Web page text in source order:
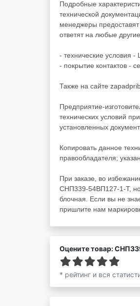
Подробные
технической
менеджеры
ответят на любые
- технические условия
- покрытие контактов -
Также на сайте
Предприятие-
технических условий
установленных
Копировать данное
правообладателя;
При заказе, во
СНП339-54ВП127-1-Т, но
блочная. Если вы не
пришлите нам
Оцените товар:
* рейтинг и вся